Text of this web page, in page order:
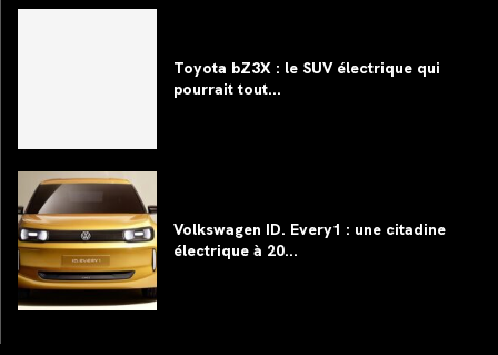
Toyota bZ3X : le SUV électrique qui
pourrait tout...
Volkswagen ID. Every1 : une citadine
électrique à 20...